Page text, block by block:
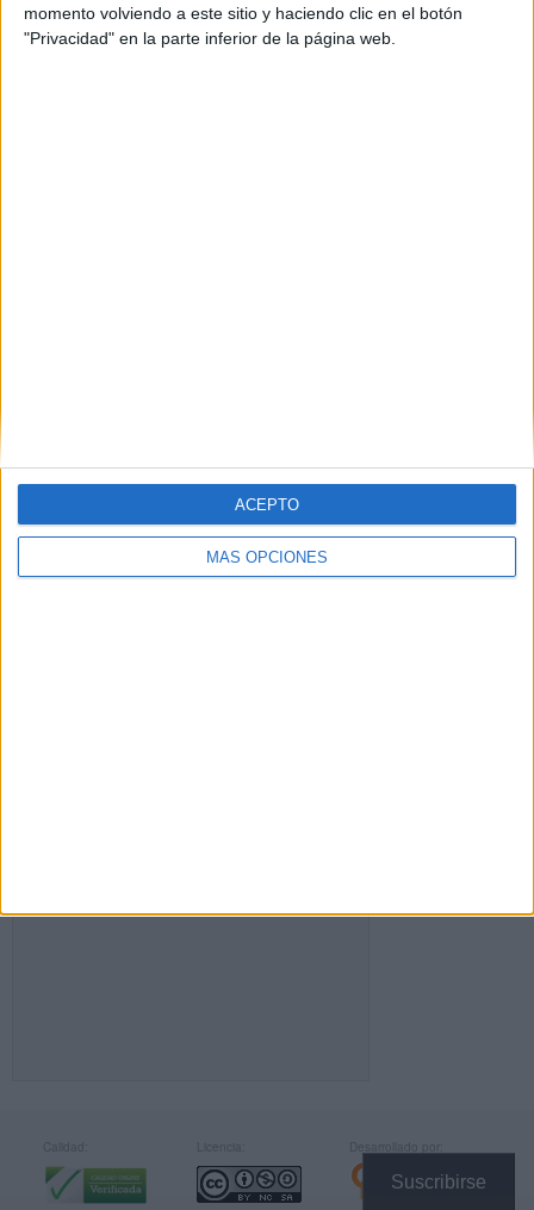
momento volviendo a este sitio y haciendo clic en el botón
"Privacidad" en la parte inferior de la página web.
MÁS OPCIONES
ACEPTO
Suscribirse
Buscar